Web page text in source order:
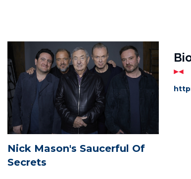
Nick Mason's Saucerful Of
Secrets